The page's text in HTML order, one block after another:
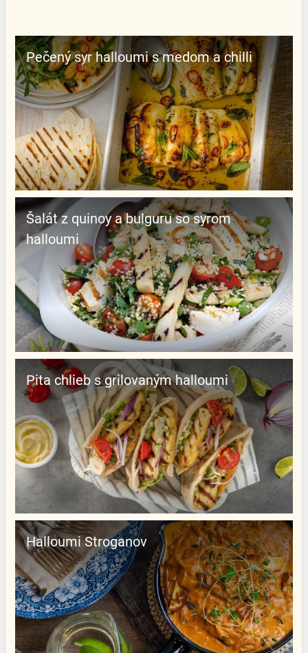
Pečený syr halloumi s medom a chilli
Šalát z quinoy a bulguru so syrom
halloumi
Pita chlieb s grilovaným halloumi
Halloumi Stroganov